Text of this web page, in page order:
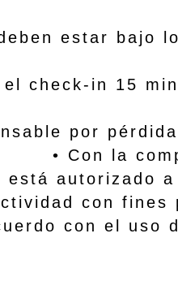
estar bajo
in 15
por pérdida
Con la
está autorizado
con
con el uso